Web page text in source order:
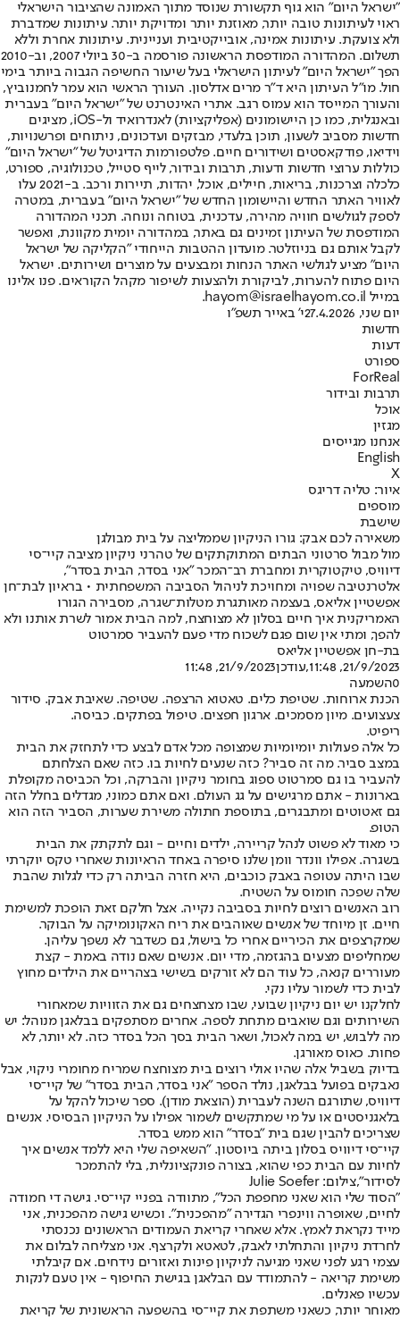
"ישראל היום" הוא גוף תקשורת שנוסד מתוך האמונה שהציבור הישראלי
ראוי לעיתונות טובה יותר, מאוזנת יותר ומדויקת יותר. עיתונות שמדברת
ולא צועקת. עיתונות אמינה, אובייקטיבית ועניינית. עיתונות אחרת וללא
תשלום. המהדורה המודפסת הראשונה פורסמה ב-30 ביולי 2007, וב-2010
הפך "ישראל היום" לעיתון הישראלי בעל שיעור החשיפה הגבוה ביותר בימי
חול. מו"ל העיתון היא ד"ר מרים אדלסון. העורך הראשי הוא עמר לחמנוביץ,
והעורך המייסד הוא עמוס רגב. אתרי האינטרנט של "ישראל היום" בעברית
ובאנגלית, כמו כן היישומונים (אפליקציות) לאנדרואיד ול-iOS, מציגים
חדשות מסביב לשעון, תוכן בלעדי, מבזקים ועדכונים, ניתוחים ופרשנויות,
וידיאו, פודקאסטים ושידורים חיים. פלטפורמות הדיגיטל של "ישראל היום"
כוללות ערוצי חדשות ודעות, תרבות ובידור, לייף סטייל, טכנולוגיה, ספורט,
כלכלה וצרכנות, בריאות, חיילים, אוכל, יהדות, תיירות ורכב. ב-2021 עלו
לאוויר האתר החדש והיישומון החדש של "ישראל היום" בעברית, במטרה
לספק לגולשים חוויה מהירה, עדכנית, בטוחה ונוחה. תכני המהדורה
המודפסת של העיתון זמינים גם באתר, במהדורה יומית מקוונת, ואפשר
לקבל אותם גם בניוזלטר. מועדון ההטבות הייחודי "הקליקה של ישראל
היום" מציע לגולשי האתר הנחות ומבצעים על מוצרים ושירותים. ישראל
היום פתוח להערות, לביקורת ולהצעות לשיפור מקהל הקוראים. פנו אלינו
במייל hayom@israelhayom.co.il.
יום שני, 27.4.2026
י' באייר תשפ"ו
חדשות
דעות
ספורט
ForReal
תרבות ובידור
אוכל
מגזין
אנחנו מגייסים
English
X
איור: טליה דריגס
מוספים
שישבת
משאירה לכם אבק: גורו הניקיון שממליצה על בית מבולגן
מול מבול סרטוני הבתים המתוקתקים של טהרני ניקיון מציבה קיי־סי
דיוויס, טיקטוקרית ומחברת רב־המכר "אני בסדר, הבית בסדר",
אלטרנטיבה שפויה ומחויכת לניהול הסביבה המשפחתית • בראיון לבת־חן
אפשטיין אליאס, בעצמה מאותגרת מטלות־שגרה, מסבירה הגורו
האמריקנית איך חיים בסלון לא מצוחצח, למה הבית אמור לשרת אותנו ולא
להפך, ומתי אין שום פגם לשכוח מדי פעם להעביר סמרטוט
בת-חן אפשטיין אליאס
21/9/2023, 11:48
,עודכן21/9/2023, 11:48
0השמעה
הכנת ארוחות. שטיפת כלים. טאטוא הרצפה. שטיפה. שאיבת אבק. סידור
צעצועים. מיון מסמכים. ארגון חפצים. טיפול בפתקים. כביסה.
ריפיט.
כל אלה פעולות יומיומיות שמצופה מכל אדם לבצע כדי לתחזק את הבית
במצב סביר. מה זה סביר? כזה שנעים לחיות בו. כזה שאם הצלחתם
להעביר בו גם סמרטוט ספוג בחומר ניקיון והברקה, וכל הכביסה מקופלת
בארונות - אתם מרגישים על גג העולם. ואם אתם כמוני, מגדלים בחלל הזה
גם זאטוטים ומתבגרים, בתוספת חתולה משירת שערות, הסביר הזה הוא
הטופ.
כי מאוד לא פשוט לנהל קריירה, ילדים וחיים - וגם לתקתק את הבית
בשגרה. אפילו וונדר וומן שלנו סיפרה באחד הראיונות שאחרי טקס יוקרתי
שבו היתה עטופה באבק כוכבים, היא חזרה הביתה רק כדי לגלות שהבת
שלה שפכה חומוס על השטיח.
רוב האנשים רוצים לחיות בסביבה נקייה. אצל חלקם זאת הופכת למשימת
חיים. זן מיוחד של אנשים שאוהבים את ריח האקונומיקה על הבוקר.
שמקרצפים את הכיריים אחרי כל בישול, גם כשדבר לא נשפך עליהן.
שמחליפים מצעים בהגזמה, מדי יום. אנשים שאם נודה באמת - קצת
מעוררים קנאה, כל עוד הם לא זורקים בשישי בצהריים את הילדים מחוץ
לבית כדי לשמור עליו נקי.
לחלקנו יש יום ניקיון שבועי, שבו מצחצחים גם את הזוויות שמאחורי
השירותים וגם שואבים מתחת לספה. אחרים מסתפקים בבלאגן מנוהל: יש
מה ללבוש, יש במה לאכול, ושאר הבית בסך הכל בסדר כזה. לא יותר, לא
פחות. כאוס מאורגן.
בדיוק בשביל אלה שהיו אולי רוצים בית מצוחצח שמריח מחומרי ניקוי, אבל
נאבקים בפועל בבלאגן, נולד הספר "אני בסדר, הבית בסדר" של קיי־סי
דיוויס, שתורגם השנה לעברית (הוצאת מודן). ספר שיכול להקל על
בלאגניסטים או על מי שמתקשים לשמור אפילו על הניקיון הבסיסי. אנשים
שצריכים להבין שגם בית "בסדר" הוא ממש בסדר.
קיי־סי דיוויס בסלון ביתה ביוסטון. "השאיפה שלי היא ללמד אנשים איך
לחיות עם הבית כפי שהוא, בצורה פונקציונלית, בלי להתמכר
לסידור",צילום: Julie Soefer
"הסוד שלי הוא שאני מחפפת הכל", מתוודה בפניי קיי־סי. גישה די חמודה
לחיים, שאופרה ווינפרי הגדירה "מהפכנית". וכשיש גישה מהפכנית, אני
מייד נקראת לאמץ. אלא שאחרי קריאת העמודים הראשונים נכנסתי
לחרדת ניקיון והתחלתי לאבק, לטאטא ולקרצף. אני מצליחה לבלום את
עצמי רגע לפני שאני מגיעה לניקיון פינות ואזורים נידחים. אם קיבלתי
משימת קריאה - להתמודד עם הבלאגן בגישת החיפוף - אין טעם לנקות
עכשיו פאנלים.
מאוחר יותר, כשאני משתפת את קיי־סי בהשפעה הראשונית של קריאת